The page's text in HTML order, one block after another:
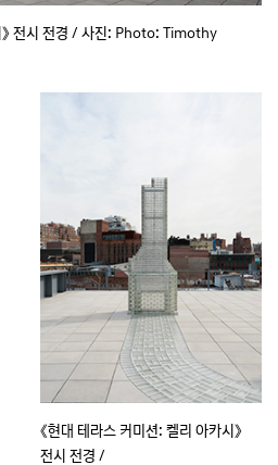
》 전시 전경 / 사진: Photo: Timothy
《현대 테라스 커미션: 켈리 아카시》
전시 전경 /